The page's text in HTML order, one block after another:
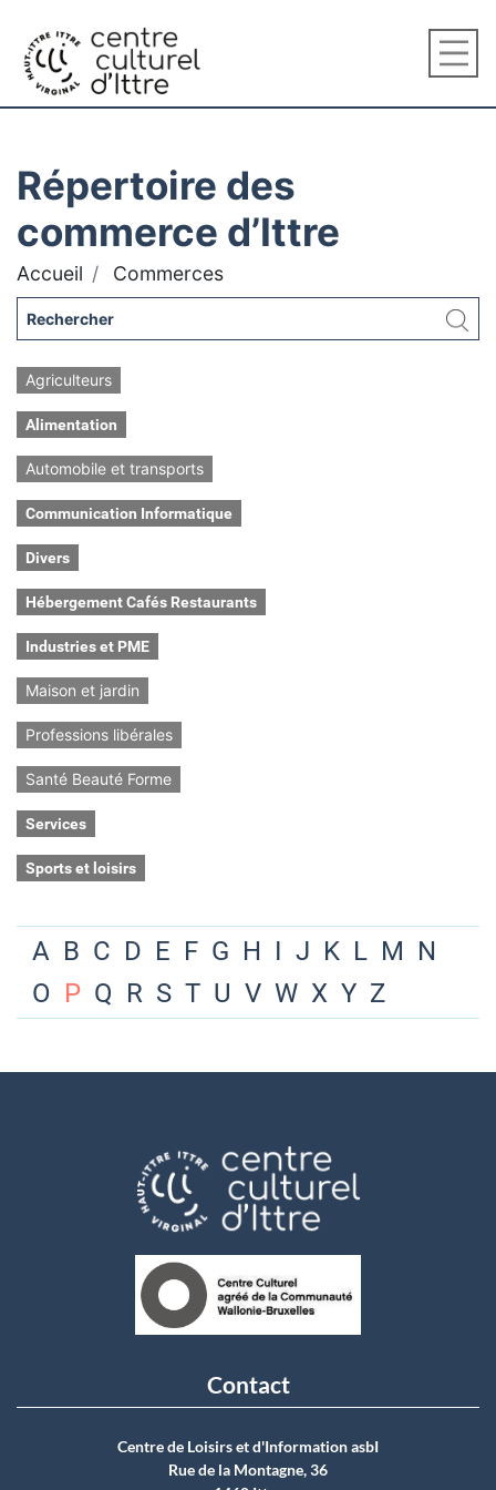
Répertoire des
commerce d’Ittre
Accueil Commerces
Agriculteurs
Alimentation
Automobile et transports
Communication Informatique
Divers
Hébergement Cafés Restaurants
Industries et PME
Maison et jardin
Professions libérales
Santé Beauté Forme
Services
Sports et loisirs
A B C D E F G H I J K L M N
O P Q R S T U V W X Y Z
Contact
Centre de Loisirs et d'Information asbI
Rue de la Montagne, 36